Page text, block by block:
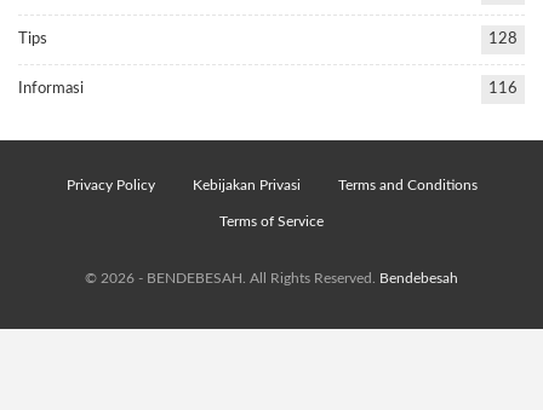
Tips 128
Informasi 116
Privacy Policy Kebijakan Privasi Terms and Conditions
Terms of Service
© 2026 - BENDEBESAH. All Rights Reserved. Bendebesah